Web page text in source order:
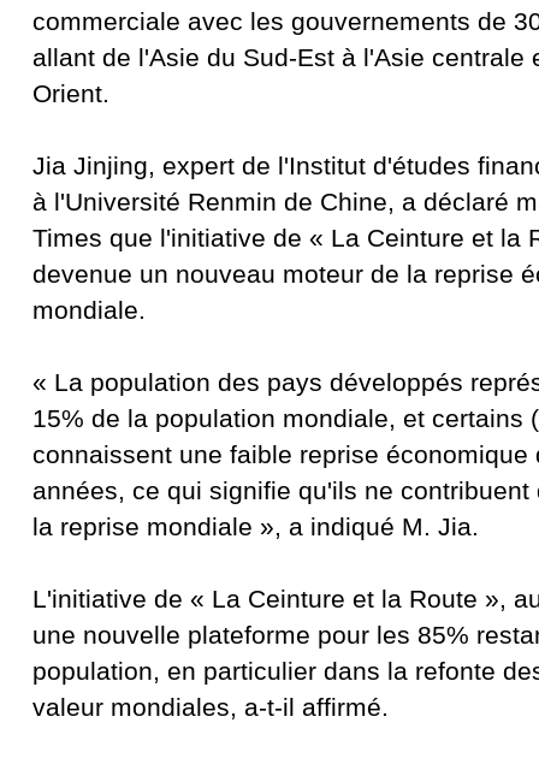
commerciale avec les gouvernements de
allant de l'Asie du Sud-Est à l'Asie centrale
Orient.
Jia Jinjing, expert de l'Institut d'études
à l'Université Renmin de Chine, a déclaré
Times que l'initiative de « La Ceinture et la
devenue un nouveau moteur de la reprise
mondiale.
« La population des pays développés
15% de la population mondiale, et certains
connaissent une faible reprise économique
années, ce qui signifie qu'ils ne contribuent
la reprise mondiale », a indiqué M. Jia.
L'initiative de « La Ceinture et la Route »,
une nouvelle plateforme pour les 85%
population, en particulier dans la refonte
valeur mondiales, a-t-il affirmé.